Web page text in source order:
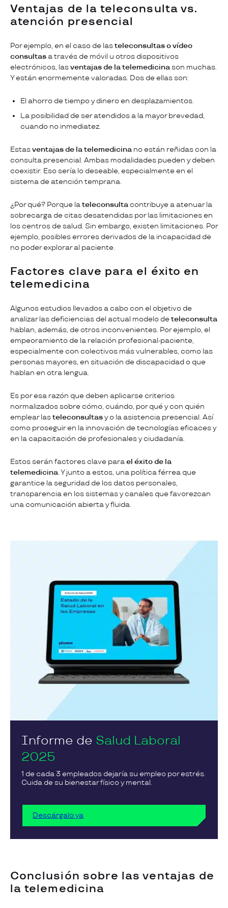
Ventajas de la teleconsulta vs.
atención presencial
Por ejemplo, en el caso de lasteleconsultas o vídeo
consultas a través de móvil u otros dispositivos
electrónicos, lasventajas de la telemedicina son muchas.
Y están enormemente valoradas. Dos de ellas son:
El ahorro de tiempo y dinero en desplazamientos.
La posibilidad de ser atendidos a la mayor brevedad,
cuando no inmediatez.
Estasventajas de la telemedicina no están reñidas con la
consulta presencial. Ambas modalidades pueden y deben
coexistir. Eso sería lo deseable, especialmente en el
sistema de atención temprana.
¿Por qué? Porque lateleconsulta contribuye a atenuar la
sobrecarga de citas desatendidas por las limitaciones en
los centros de salud. Sin embargo, existen limitaciones. Por
ejemplo, posibles errores derivados de la incapacidad de
no poder explorar al paciente.
Factores clave para el éxito en
telemedicina
Algunos estudios llevados a cabo con el objetivo de
analizar las deficiencias del actual modelo deteleconsulta
hablan, además, de otros inconvenientes. Por ejemplo, el
empeoramiento de la relación profesional-paciente,
especialmente con colectivos más vulnerables, como las
personas mayores, en situación de discapacidad o que
hablan en otra lengua.
Es por esa razón que deben aplicarse criterios
normalizados sobre cómo, cuándo, por qué y con quién
emplear lasteleconsultasy o la asistencia presencial. Así
como proseguir en la innovación de tecnologías eficaces y
en la capacitación de profesionales y ciudadanía.
Estos serán factores clave parael éxito de la
telemedicina. Y junto a estos, una política férrea que
garantice la seguridad de los datos personales,
transparencia en los sistemas y canales que favorezcan
una comunicación abierta y fluida.
Informe de Salud Laboral
2025
1 de cada 3 empleados dejaría su empleo por estrés.
Cuida de su bienestar físico y mental.
Descárgalo ya
Conclusión sobre las ventajas de
la telemedicina